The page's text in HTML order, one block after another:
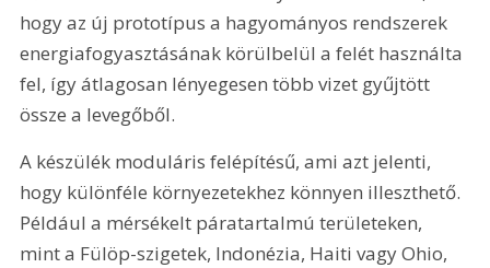
hogy az új prototípus a hagyományos rendszerek
energiafogyasztásának körülbelül a felét használta
fel, így átlagosan lényegesen több vizet gyűjtött
össze a levegőből.
A készülék moduláris felépítésű, ami azt jelenti,
hogy különféle környezetekhez könnyen illeszthető.
Például a mérsékelt páratartalmú területeken,
mint a Fülöp-szigetek, Indonézia, Haiti vagy Ohio,